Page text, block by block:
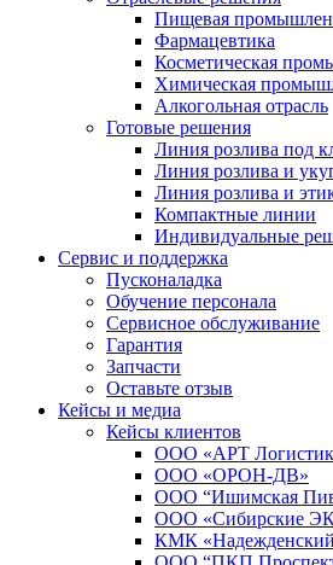
Пищевая
Фармацевтика
Косметическая
Химическая
Алкогольная отрасль
Готовые решения
Линия розлива под
Линия розлива и
Линия розлива и
Компактные линии
Индивидуальные
Сервис и поддержка
Пусконаладка
Обучение персонала
Сервисное обслуживание
Гарантия
Запчасти
Оставьте отзыв
Кейсы и медиа
Кейсы клиентов
ООО «АРТ
ООО «ОРОН-ДВ»
ООО “Ишимская
ООО «Сибирские
КМК